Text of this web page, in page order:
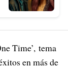
Time’, tema
en más de